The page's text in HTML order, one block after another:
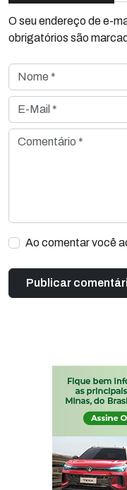
O seu endereço de e-
obrigatórios são
Nome *
E-Mail *
Comentário *
Ao comentar você